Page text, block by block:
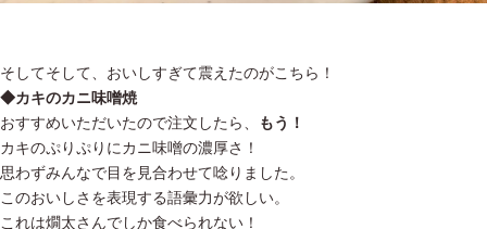
そしてそして、おいしすぎて震えたのがこちら！
◆カキのカニ味噌焼
おすすめいただいたので注文したら、
もう！
カキのぷりぷりにカニ味噌の濃厚さ！
思わずみんなで目を見合わせて唸りました。
このおいしさを表現する語彙力が欲しい。
これは燗太さんでしか食べられない！